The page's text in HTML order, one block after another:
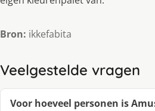
Bron: ikkefabita
Veelgestelde vragen
Voor hoeveel personen is